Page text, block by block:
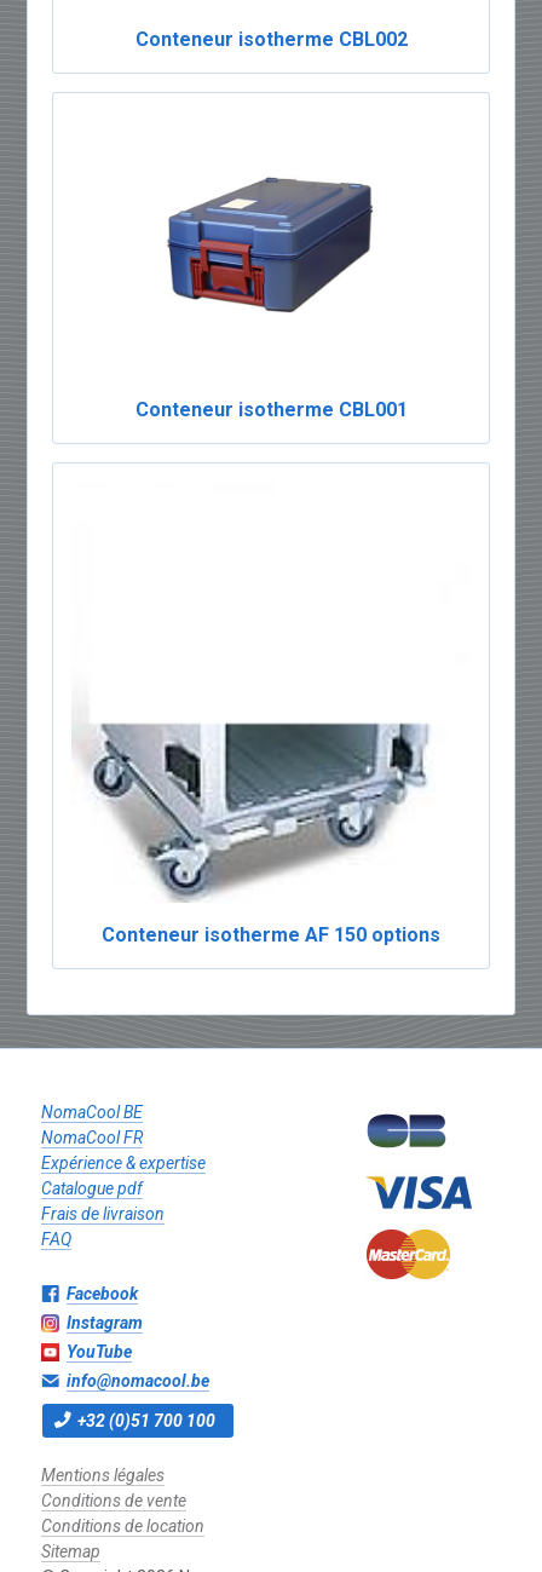
Conteneur isotherme CBL002
Conteneur isotherme CBL001
Conteneur isotherme AF 150 options
NomaCool BE
NomaCool FR
Expérience & expertise
Catalogue pdf
Frais de livraison
FAQ
Facebook
Instagram
YouTube
info@nomacool.be
+32 (0)51 700 100
Mentions légales
Conditions de vente
Conditions de location
Sitemap